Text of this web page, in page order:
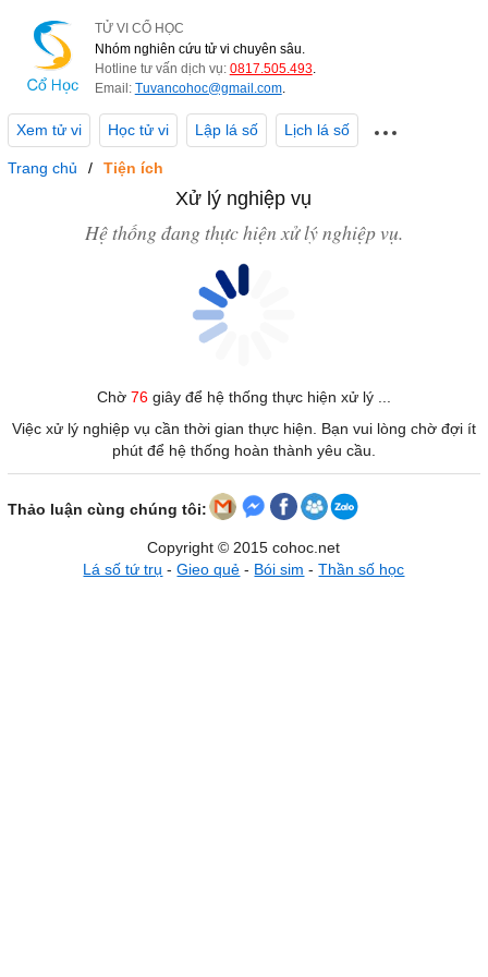
TỬ VI CỔ HỌC
Nhóm nghiên cứu tử vi chuyên sâu.
Hotline tư vấn dịch vụ: 0817.505.493.
Email: Tuvancohoc@gmail.com.
Xem tử vi Học tử vi Lập lá số Lịch lá số
Trang chủ Tiện ích
Xử lý nghiệp vụ
Hệ thống đang thực hiện xử lý nghiệp vụ.
Chờ 76giây để hệ thống thực hiện xử lý ...
Việc xử lý nghiệp vụ cần thời gian thực hiện. Bạn vui lòng chờ đợi ít
phút để hệ thống hoàn thành yêu cầu.
Thảo luận cùng chúng tôi:
Copyright © 2015 cohoc.net
Lá số tứ trụ -Gieo quẻ - Bói sim -Thần số học